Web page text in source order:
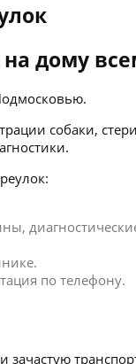
дому
собаки,
по телефону.